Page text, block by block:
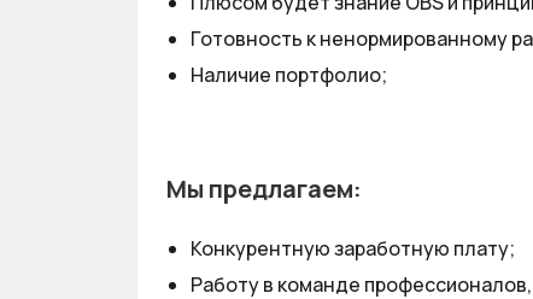
Готовность к ненормированному
Наличие портфолио;
Мы предлагаем:
Конкурентную заработную плату;
Работу в команде